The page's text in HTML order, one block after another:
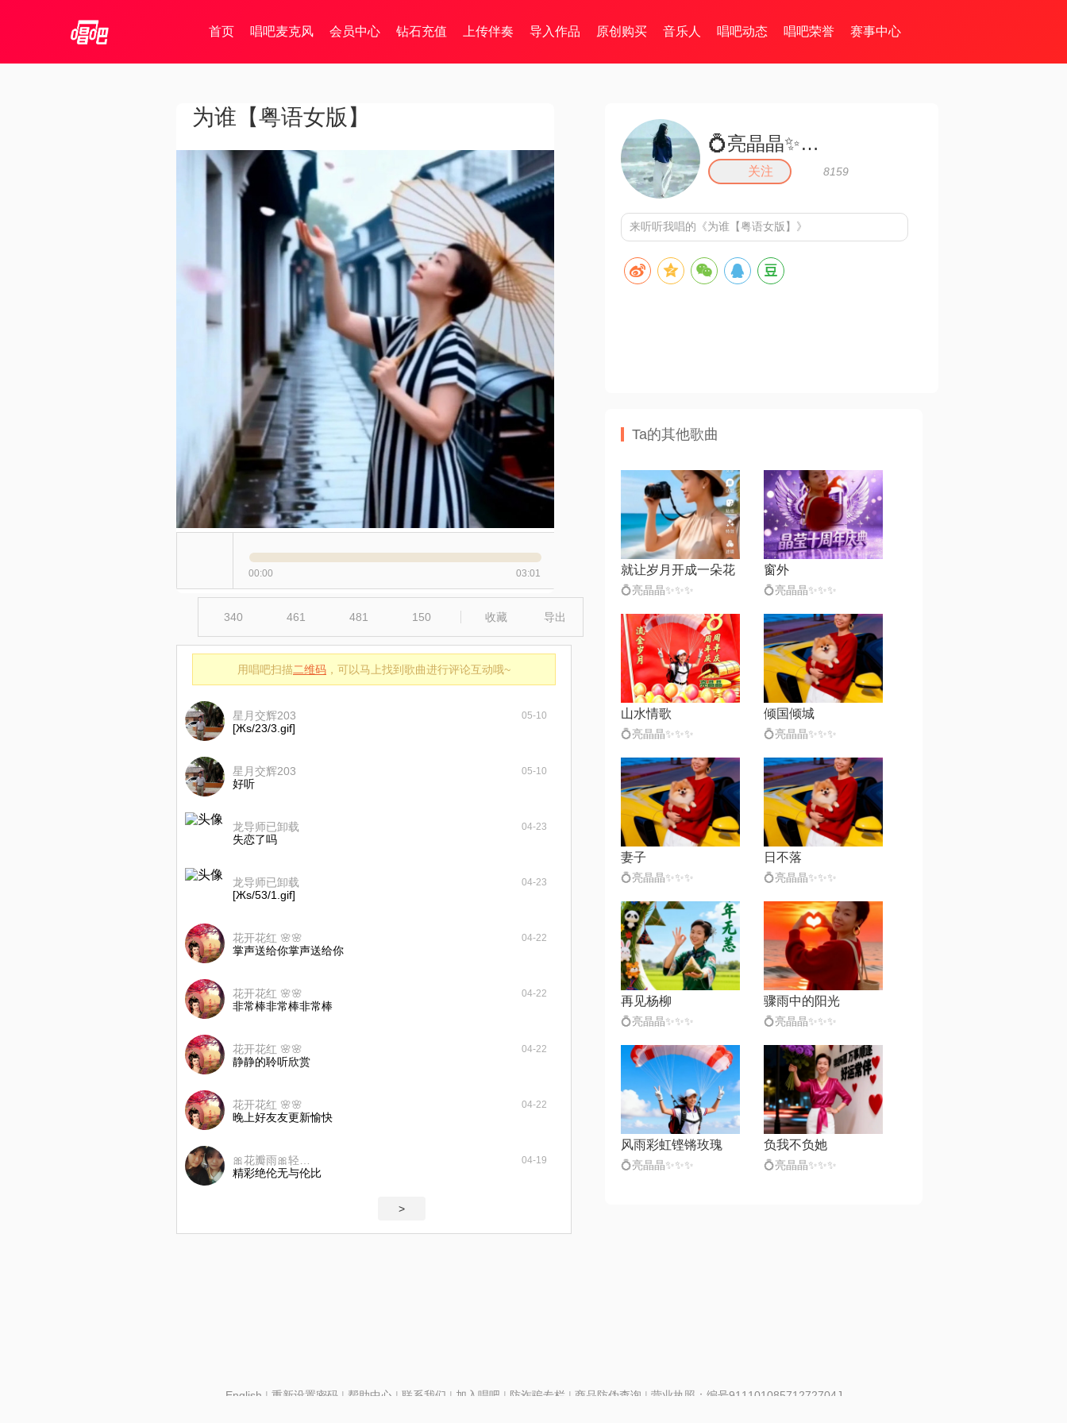
首页 唱吧麦克风 会员中心 钻石充值 上传伴奏 导入作品 原创购买 音乐人 唱吧动态 唱吧荣誉 赛事中心
为谁【粤语女版】
00:00 03:01
340 461 481 150 收藏 导出
用唱吧扫描二维码 ，可以马上找到歌曲进行评论互动哦~
星月交辉203 05-10
[Жs/23/3.gif]
星月交辉203 05-10
好听
龙导师已卸载 04-23
失恋了吗
龙导师已卸载 04-23
[Жs/53/1.gif]
花开花红 🌸🌸 04-22
掌声送给你掌声送给你
花开花红 🌸🌸 04-22
非常棒非常棒非常棒
花开花红 🌸🌸 04-22
静静的聆听欣赏
花开花红 🌸🌸 04-22
晚上好友友更新愉快
04-19
精彩绝伦无与伦比
>
💍亮晶晶✨✨✨
关注 8159
来听听我唱的《为谁【粤语女版】》
Ta的其他歌曲
就让岁月开成一朵花
💍亮晶晶✨✨✨
窗外
💍亮晶晶✨✨✨
山水情歌
💍亮晶晶✨✨✨
倾国倾城
💍亮晶晶✨✨✨
妻子
💍亮晶晶✨✨✨
日不落
💍亮晶晶✨✨✨
再见杨柳
💍亮晶晶✨✨✨
骤雨中的阳光
💍亮晶晶✨✨✨
风雨彩虹铿锵玫瑰
💍亮晶晶✨✨✨
负我不负她
💍亮晶晶✨✨✨
English | 重新设置密码| 帮助中心 | 联系我们 | 加入唱吧 | 防诈骗专栏 | 商品防伪查询 | 营业执照：编号91110108571272704J